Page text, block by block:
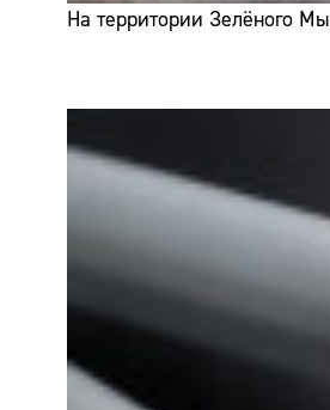
На территории Зелёного